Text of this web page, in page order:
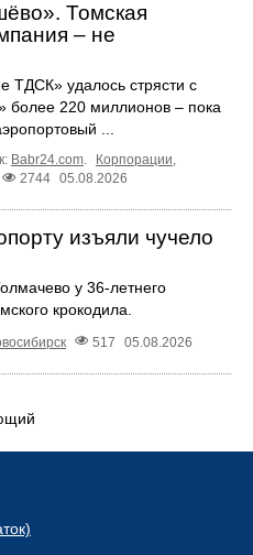
Томская
– не
ТДСК» удалось стрясти с
более 220 миллионов – пока
...
Babr24.com. Корпорации,
2744 05.08.2026
изъяли чучело
у 36-летнего
крокодила.
517 05.08.2026